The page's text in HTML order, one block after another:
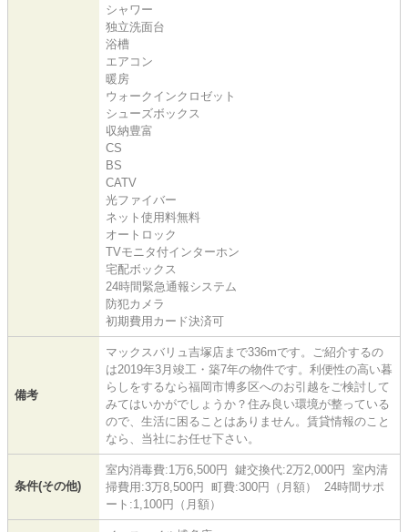
シャワー
独立洗面台
浴槽
エアコン
暖房
ウォークインクロゼット
シューズボックス
収納豊富
CS
BS
CATV
光ファイバー
ネット使用料無料
オートロック
TVモニタ付インターホン
宅配ボックス
24時間緊急通報システム
防犯カメラ
初期費用カード決済可
備考
マックスバリュ吉塚店まで336mです。ご紹介するの
は2019年3月竣工・築7年の物件です。利便性の高い暮
らしをするなら福岡市博多区へのお引越をご検討して
みてはいかがでしょうか？住み良い環境が整っている
ので、生活に困ることはありません。賃貸情報のこと
なら、当社にお任せ下さい。
条件(その他)
室内消毒費:1万6,500円 鍵交換代:2万2,000円 室内清
掃費用:3万8,500円 町費:300円（月額） 24時間サポ
ート:1,100円（月額）